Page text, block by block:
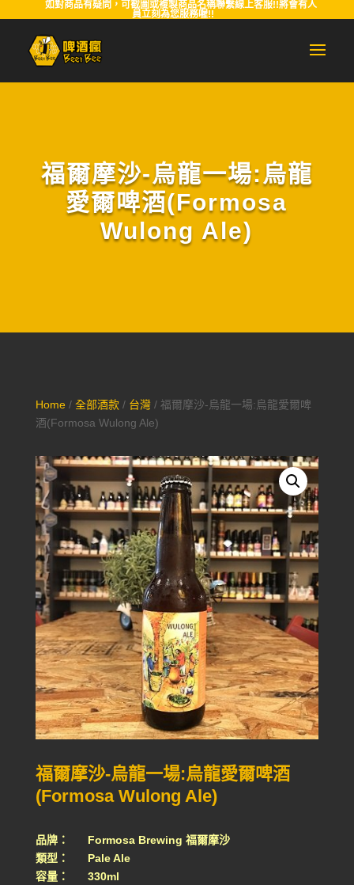
如對商品有疑問，可截圖或複製商品名稱聯繫線上客服!!將會有人
員立刻為您服務喔!!
福爾摩沙-烏龍一場:烏龍
愛爾啤酒(Formosa
Wulong Ale)
Home/ 全部酒款/ 台灣/ 福爾摩沙-烏龍一場:烏龍愛爾啤
酒(Formosa Wulong Ale)
福爾摩沙-烏龍一場:烏龍愛爾啤酒
(Formosa Wulong Ale)
品牌： Formosa Brewing 福爾摩沙
類型： Pale Ale
容量： 330ml